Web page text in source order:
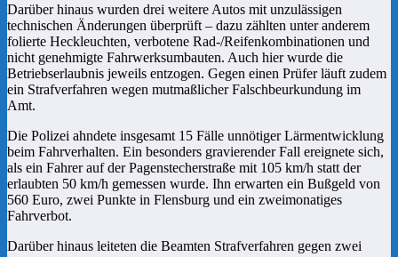
Darüber hinaus wurden drei weitere Autos mit unzulässigen
technischen Änderungen überprüft – dazu zählten unter anderem
folierte Heckleuchten, verbotene Rad-/Reifenkombinationen und
nicht genehmigte Fahrwerksumbauten. Auch hier wurde die
Betriebserlaubnis jeweils entzogen. Gegen einen Prüfer läuft zudem
ein Strafverfahren wegen mutmaßlicher Falschbeurkundung im
Amt.
Die Polizei ahndete insgesamt 15 Fälle unnötiger Lärmentwicklung
beim Fahrverhalten. Ein besonders gravierender Fall ereignete sich,
als ein Fahrer auf der Pagenstecherstraße mit 105 km/h statt der
erlaubten 50 km/h gemessen wurde. Ihn erwarten ein Bußgeld von
560 Euro, zwei Punkte in Flensburg und ein zweimonatiges
Fahrverbot.
Darüber hinaus leiteten die Beamten Strafverfahren gegen zwei